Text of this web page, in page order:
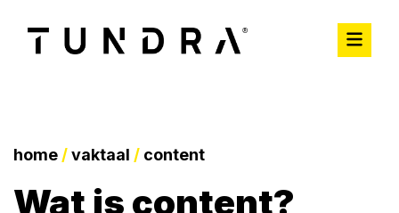
home /vaktaal / content
wat is content?